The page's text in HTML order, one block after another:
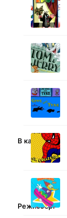
В качестве:
Режиссер: